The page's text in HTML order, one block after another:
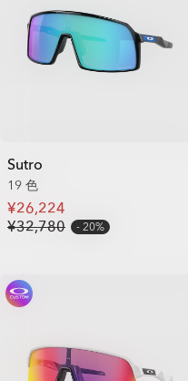
Sutro
19 色
¥26,224
¥32,780
20%